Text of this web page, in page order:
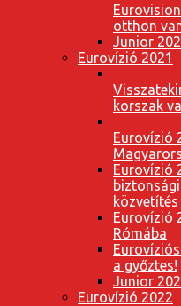
otthon
Junior
Eurovízió 2021
korszak
Eurovízió
Eurovízió
közvetítés
Eurovízió
Rómába
a győztes!
Junior
Eurovízió 2022